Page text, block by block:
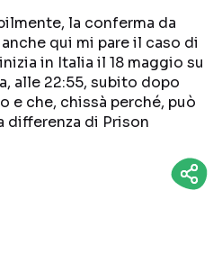
REALITY SHOW
FICTION
la conferma da
qui mi pare il caso di
in Italia il 18 maggio su
alle 22:55, subito dopo
e che, chissà perché, può
differenza di Prison